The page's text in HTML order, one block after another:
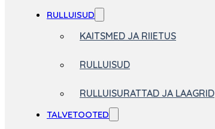
RULLUISUD
KAITSMED JA RIIETUS
RULLUISUD
RULLUISURATTAD JA LAAGRID
TALVETOOTED